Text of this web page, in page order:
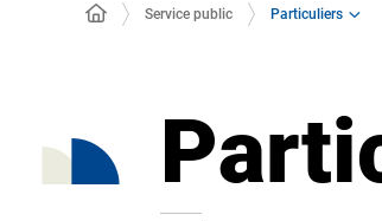
Service public Particuliers